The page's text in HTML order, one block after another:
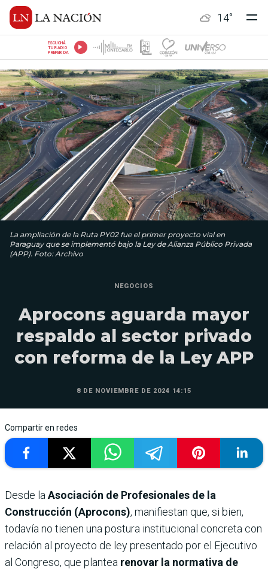
14°
ESCUCHÁ
TU RADIO
PREFERIDA
La ampliación de la Ruta PY02 fue el primer proyecto vial en
Paraguay que se implementó bajo la Ley de Alianza Público Privada
(APP). Foto: Archivo
NEGOCIOS
Aprocons aguarda mayor
respaldo al sector privado
con reforma de la Ley APP
8 DE NOVIEMBRE DE 2024 14:15
Compartir en redes
Desde la Asociación de Profesionales de la
Construcción (Aprocons), manifiestan que, si bien,
todavía no tienen una postura institucional concreta con
relación al proyecto de ley presentado por el Ejecutivo
al Congreso, que plantea renovar la normativa de